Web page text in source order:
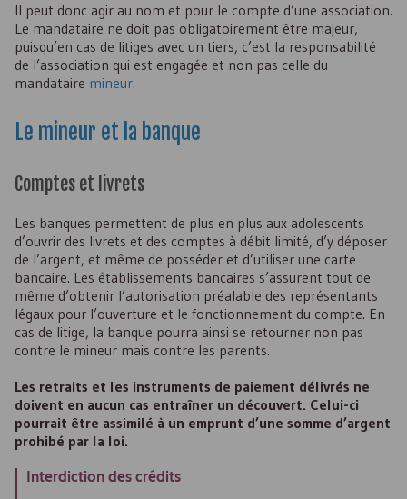
Il peut donc agir au nom et pour le compte d’une association.
Le mandataire ne doit pas obligatoirement être majeur,
puisqu’en cas de litiges avec un tiers, c’est la responsabilité
de l’association qui est engagée et non pas celle du
mandataire mineur.
Le mineur et la banque
Comptes et livrets
Les banques permettent de plus en plus aux adolescents
d’ouvrir des livrets et des comptes à débit limité, d’y déposer
de l’argent, et même de posséder et d’utiliser une carte
bancaire. Les établissements bancaires s’assurent tout de
même d’obtenir l’autorisation préalable des représentants
légaux pour l’ouverture et le fonctionnement du compte. En
cas de litige, la banque pourra ainsi se retourner non pas
contre le mineur mais contre les parents.
Les retraits et les instruments de paiement délivrés ne
doivent en aucun cas entraîner un découvert. Celui-ci
pourrait être assimilé à un emprunt d’une somme d’argent
prohibé par la loi.
Interdiction des crédits